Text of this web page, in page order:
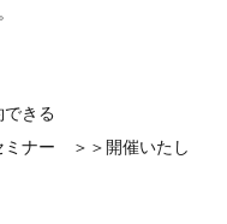
できる
ミナー ＞＞開催いたし